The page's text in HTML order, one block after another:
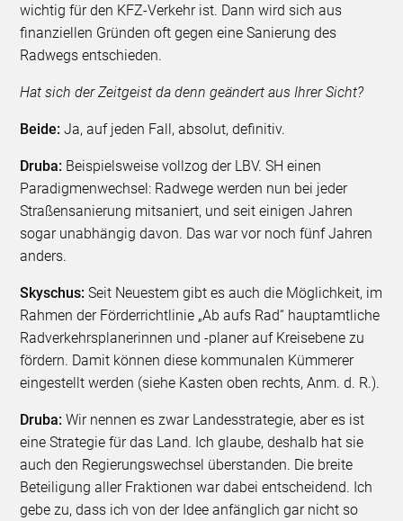
wichtig für den KFZ-Verkehr ist. Dann wird sich aus
finanziellen Gründen oft gegen eine Sanierung des
Radwegs entschieden.
Hat sich der Zeitgeist da denn geändert aus Ihrer Sicht?
Beide: Ja, auf jeden Fall, absolut, definitiv.
Druba: Beispielsweise vollzog der LBV. SH einen
Paradigmenwechsel: Radwege werden nun bei jeder
Straßensanierung mitsaniert, und seit einigen Jahren
sogar unabhängig davon. Das war vor noch fünf Jahren
anders.
Skyschus: Seit Neuestem gibt es auch die Möglichkeit, im
Rahmen der Förderrichtlinie „Ab aufs Rad“ hauptamtliche
Radverkehrsplanerinnen und -planer auf Kreisebene zu
fördern. Damit können diese kommunalen Kümmerer
eingestellt werden (siehe Kasten oben rechts, Anm. d. R.).
Druba: Wir nennen es zwar Landesstrategie, aber es ist
eine Strategie für das Land. Ich glaube, deshalb hat sie
auch den Regierungswechsel überstanden. Die breite
Beteiligung aller Fraktionen war dabei entscheidend. Ich
gebe zu, dass ich von der Idee anfänglich gar nicht so